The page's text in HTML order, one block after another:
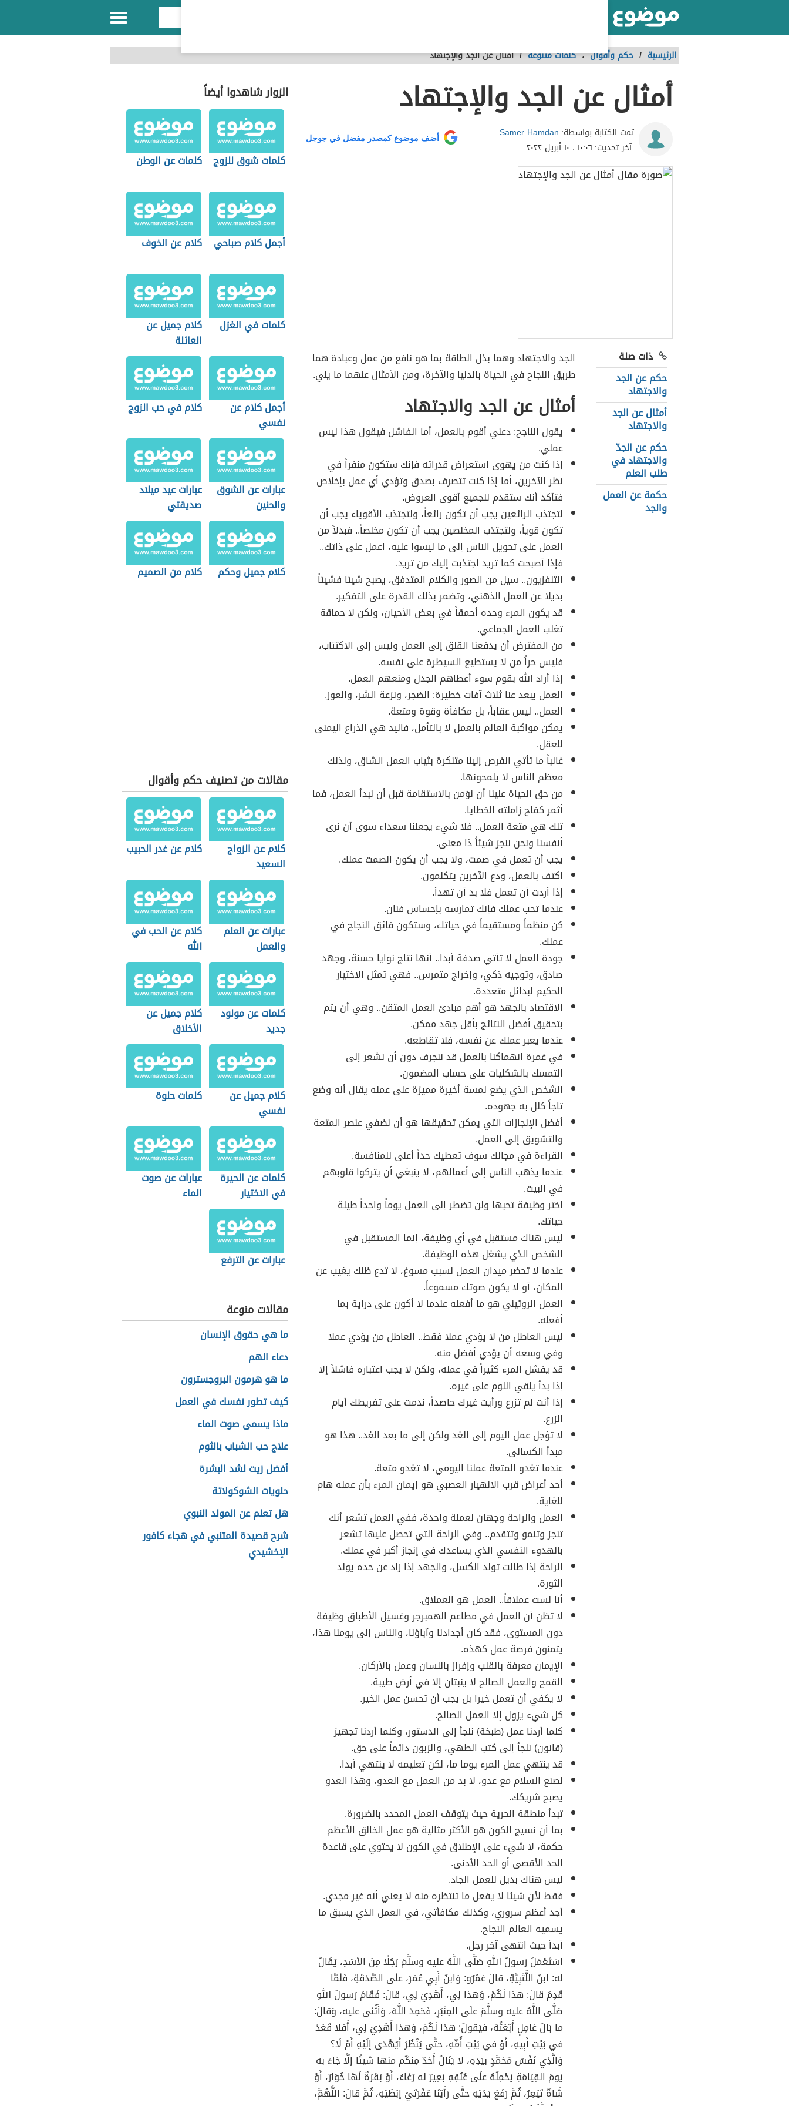
الرئيسية / حكم وأقوال،كلمات متنوعة /أمثال عن الجد والإجتهاد
أمثال عن الجد والإجتهاد
تمت الكتابة بواسطة: Samer Hamdan
آخر تحديث: ١٠:٠٦ ، ١٠ أبريل ٢٠٢٢
أضف موضوع كمصدر مفضل في جوجل
ذات صلة
حكم عن الجد
والاجتهاد
أمثال عن الجد
والاجتهاد
حكم عن الجدّ
والاجتهاد في
طلب العلم
حكمة عن العمل
والجد
الجد والاجتهاد وهما بذل الطاقة بما هو نافع من عمل وعبادة هما
طريق النجاح في الحياة بالدنيا والآخرة، ومن الأمثال عنهما ما يلي.
أمثال عن الجد والاجتهاد
يقول الناجح: دعني أقوم بالعمل، أما الفاشل فيقول هذا ليس
عملي.
إذا كنت من يهوى استعراض قدراته فإنك ستكون منفراً في
نظر الآخرين، أما إذا كنت تتصرف بصدق وتؤدي أي عمل بإخلاص
فتأكد أنك ستقدم للجميع أقوى العروض.
لتجتذب الرائعين يجب أن تكون رائعاً، ولتجتذب الأقوياء يجب أن
تكون قوياً، ولتجتذب المخلصين يجب أن تكون مخلصاً.. فبدلاً من
العمل على تحويل الناس إلى ما ليسوا عليه، اعمل على ذاتك..
فإذا أصبحت كما تريد اجتذبت إليك من تريد.
التلفزيون.. سيل من الصور والكلام المتدفق، يصبح شيئا فشيئاً
بديلا عن العمل الذهني، وتضمر بذلك القدرة على التفكير.
قد يكون المرء وحده أحمقاً في بعض الأحيان، ولكن لا حماقة
تغلب العمل الجماعي.
من المفترض أن يدفعنا القلق إلى العمل وليس إلى الاكتئاب،
فليس حراً من لا يستطيع السيطرة على نفسه.
إذا أراد الله بقوم سوء أعطاهم الجدل ومنعهم العمل.
العمل يبعد عنا ثلاث آفات خطيرة: الضجر، ونزعة الشر، والعوز.
العمل.. ليس عقاباً، بل مكافأة وقوة ومتعة.
يمكن مواكبة العالم بالعمل لا بالتأمل، فاليد هي الذراع اليمنى
للعقل.
غالباً ما تأتي الفرص إلينا متنكرة بثياب العمل الشاق، ولذلك
معظم الناس لا يلمحونها.
من حق الحياة علينا أن نؤمن بالاستقامة قبل أن نبدأ العمل، فما
أثمر كفاح زاملته الخطايا.
تلك هي متعة العمل.. فلا شيء يجعلنا سعداء سوى أن نرى
أنفسنا ونحن ننجز شيئاً ذا معنى.
يجب أن تعمل في صمت، ولا يجب أن يكون الصمت عملك.
اكتف بالعمل، ودع الآخرين يتكلمون.
إذا أردت أن تعمل فلا بد أن تهدأ.
عندما تحب عملك فإنك تمارسه بإحساس فنان.
كن منظماً ومستقيماً في حياتك، وستكون فائق النجاح في
عملك.
جودة العمل لا تأتي صدفة أبدا.. أنها نتاج نوايا حسنة، وجهد
صادق، وتوجيه ذكي، وإخراج متمرس.. فهي تمثل الاختيار
الحكيم لبدائل متعددة.
الاقتصاد بالجهد هو أهم مبادئ العمل المتقن.. وهي أن يتم
بتحقيق أفضل النتائج بأقل جهد ممكن.
عندما يعبر عملك عن نفسه، فلا تقاطعه.
في غمرة انهماكنا بالعمل قد ننجرف دون أن نشعر إلى
التمسك بالشكليات على حساب المضمون.
الشخص الذي يضع لمسة أخيرة مميزة على عمله يقال أنه وضع
تاجاً كلل به جهوده.
أفضل الإنجازات التي يمكن تحقيقها هو أن نضفي عنصر المتعة
والتشويق إلى العمل.
القراءة في مجالك سوف تعطيك حداً أعلى للمنافسة.
عندما يذهب الناس إلى أعمالهم، لا ينبغي أن يتركوا قلوبهم
في البيت.
اختر وظيفة تحبها ولن تضطر إلى العمل يوماً واحداً طيلة
حياتك.
ليس هناك مستقبل في أي وظيفة، إنما المستقبل في
الشخص الذي يشغل هذه الوظيفة.
عندما لا تحضر ميدان العمل لسبب مسوغ، لا تدع ظلك يغيب عن
المكان، أو لا يكون صوتك مسموعاً.
العمل الروتيني هو ما أفعله عندما لا أكون على دراية بما
أفعله.
ليس العاطل من لا يؤدي عملا فقط.. العاطل من يؤدي عملا
وفي وسعه أن يؤدي أفضل منه.
قد يفشل المرء كثيراً في عمله، ولكن لا يجب اعتباره فاشلاً إلا
إذا بدأ يلقي اللوم على غيره.
إذا أنت لم تزرع ورأيت غيرك حاصداً، ندمت على تفريطك أيام
الزرع.
لا تؤجل عمل اليوم إلى الغد ولكن إلى ما بعد الغد.. هذا هو
مبدأ الكسالى.
عندما تغدو المتعة عملنا اليومي، لا تغدو متعة.
أحد أعراض قرب الانهيار العصبي هو إيمان المرء بأن عمله هام
للغاية.
العمل والراحة وجهان لعملة واحدة، ففي العمل تشعر أنك
تنجز وتنمو وتتقدم.. وفي الراحة التي تحصل عليها تشعر
بالهدوء النفسي الذي يساعدك في إنجاز أكبر في عملك.
الراحة إذا طالت تولد الكسل، والجهد إذا زاد عن حده يولد
الثورة.
أنا لست عملاقاً.. العمل هو العملاق.
لا تظن أن العمل في مطاعم الهمبرجر وغسيل الأطباق وظيفة
دون المستوى، فقد كان أجدادنا وآباؤنا، والناس إلى يومنا هذا،
يتمنون فرصة عمل كهذه.
الإيمان معرفة بالقلب وإفراز باللسان وعمل بالأركان.
القمح والعمل الصالح لا ينبتان إلا في أرض طيبة.
لا يكفي أن تعمل خيرا بل يجب أن تحسن عمل الخير.
كل شيء يزول إلا العمل الصالح.
كلما أردنا عمل (طبخة) نلجأ إلى الدستور، وكلما أردنا تجهيز
(قانون) نلجأ إلى كتب الطهي، والزبون دائماً على حق.
قد ينتهي عمل المرء يوما ما، لكن تعليمه لا ينتهي أبدا.
لصنع السلام مع عدو، لا بد من العمل مع العدو، وهذا العدو
يصبح شريكك.
تبدأ منطقة الحرية حيث يتوقف العمل المحدد بالضرورة.
بما أن نسيج الكون هو الأكثر مثالية هو عمل الخالق الأعظم
حكمة، لا شيء على الإطلاق في الكون لا يحتوي على قاعدة
الحد الأقصى أو الحد الأدنى.
ليس هناك بديل للعمل الجاد.
فقط لأن شيئا لا يفعل ما تنتظره منه لا يعني أنه غير مجدي.
أجد أعظم سروري، وكذلك مكافأتي، في العمل الذي يسبق ما
يسميه العالم النجاح.
أبدأ حيث انتهى آخر رجل.
اسْتَعْمَلَ رَسولُ اللهِ صَلَّى اللَّهُ عليه وسلَّمَ رَجُلًا مِنَ الأسْدِ، يُقَالُ
له: ابنُ اللُّتْبِيَّةِ، قالَ عَمْرٌو: وَابنُ أَبِي عُمَرَ، علَى الصَّدَقَةِ، فَلَمَّا
قَدِمَ قالَ: هذا لَكُمْ، وَهذا لِي، أُهْدِيَ لِي، قالَ: فَقَامَ رَسولُ اللهِ
صَلَّى اللَّهُ عليه وسلَّمَ علَى المِنْبَرِ، فَحَمِدَ اللَّهَ، وَأَثْنَى عليه، وَقالَ:
ما بَالُ عَامِلٍ أَبْعَثُهُ، فيَقولُ: هذا لَكُمْ، وَهذا أُهْدِيَ لِي، أَفلا قَعَدَ
في بَيْتِ أَبِيهِ، أَوْ في بَيْتِ أُمِّهِ، حتَّى يَنْظُرَ أَيُهْدَى إلَيْهِ أَمْ لَا؟
وَالَّذِي نَفْسُ مُحَمَّدٍ بيَدِهِ، لا يَنَالُ أَحَدٌ مِنكُم منها شيئًا إلَّا جَاءَ به
يَومَ القِيَامَةِ يَحْمِلُهُ علَى عُنُقِهِ بَعِيرٌ له رُغَاءٌ، أَوْ بَقَرَةٌ لَهَا خُوَارٌ، أَوْ
شَاةٌ تَيْعِرُ، ثُمَّ رَفَعَ يَدَيْهِ حتَّى رَأَيْنَا عُفْرَتَيْ إبْطَيْهِ، ثُمَّ قالَ: اللَّهُمَّ،
الزوار شاهدوا أيضاً
كلمات شوق للزوج كلمات عن الوطن
أجمل كلام صباحي كلام عن الخوف
كلمات في الغزل
كلام جميل عن
العائلة
أجمل كلام عن
نفسي
كلام في حب الزوج
عبارات عن الشوق
والحنين
عبارات عيد ميلاد
صديقتي
كلام جميل وحكم كلام من الصميم
مقالات من تصنيف حكم وأقوال
كلام عن الزواج
السعيد
كلام عن غدر الحبيب
عبارات عن العلم
والعمل
كلام عن الحب في
الله
كلمات عن مولود
جديد
كلام جميل عن
الأخلاق
كلام جميل عن
نفسي
كلمات حلوة
كلمات عن الحيرة
في الاختيار
عبارات عن صوت
الماء
عبارات عن الترفع
مقالات منوعة
ما هي حقوق الإنسان
دعاء الهم
ما هو هرمون البروجسترون
كيف تطور نفسك في العمل
ماذا يسمى صوت الماء
علاج حب الشباب بالثوم
أفضل زيت لشد البشرة
حلويات الشوكولاتة
هل تعلم عن المولد النبوي
شرح قصيدة المتنبي في هجاء كافور
الإخشيدي